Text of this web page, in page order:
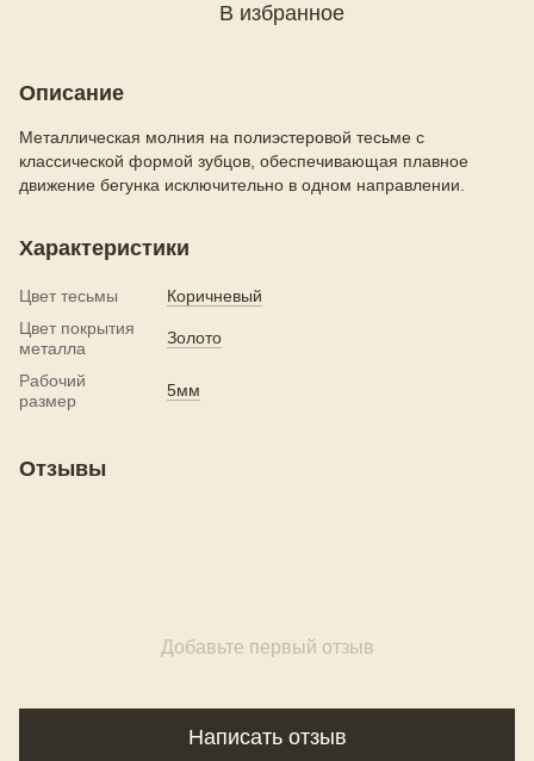
В избранное
Описание
Металлическая молния на полиэстеровой тесьме с
классической формой зубцов, обеспечивающая плавное
движение бегунка исключительно в одном направлении.
Характеристики
Цвет тесьмы
Коричневый
Цвет покрытия
металла
Золото
Рабочий
размер
5мм
Отзывы
Добавьте первый отзыв
Написать отзыв